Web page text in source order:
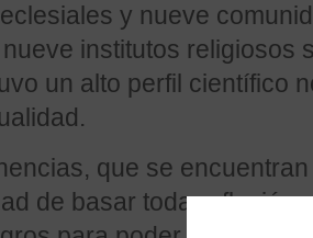
y nueve
institutos religiosos
un alto perfil científico
que se
de basar toda reflexión